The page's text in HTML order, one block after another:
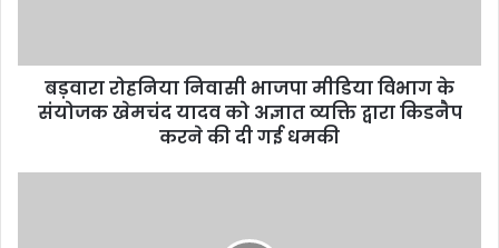
s
बड़वारा रोहनिया निवासी भाजपा मीडिया विभाग के
संयोजक खेमचंद यादव को अज्ञात व्यक्ति द्वारा किडनैप
करने की दी गई धमकी